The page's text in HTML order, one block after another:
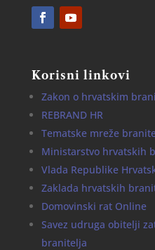
Korisni linkovi
Zakon o hrvatskim
REBRAND HR
Tematske mreže
Ministarstvo hrvatskih
Vlada Republike
Zaklada hrvatskih
Domovinski rat Online
Savez udruga obitelji
branitelja